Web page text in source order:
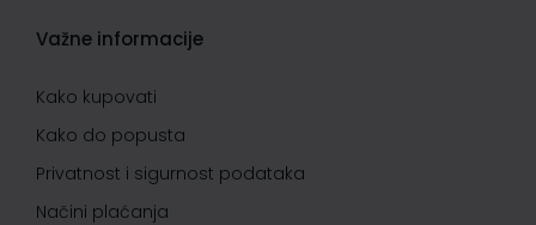
Važne informacije
Kako kupovati
Kako do popusta
Privatnost i sigurnost podataka
Načini plaćanja